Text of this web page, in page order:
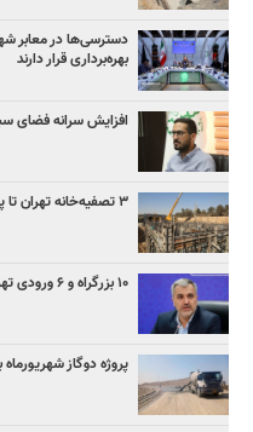
دسترسی‌ها در معابر
بهره‌برداری قرار دارند
افزایش سرانه فضای سبز منطقه ۱۰ از
۳ ﺗﺼﻔﻴﻪ‌ﺧﺎﻧﻪ‌ تهران تا پایان تابستان تکمیل و به بهره‌برداری می‌رسند
۱۰ بزرگراه و ۶ ورودی تهران زیر ذره‌بین قرارگاه سیمای منظر
پروژه دوگاز